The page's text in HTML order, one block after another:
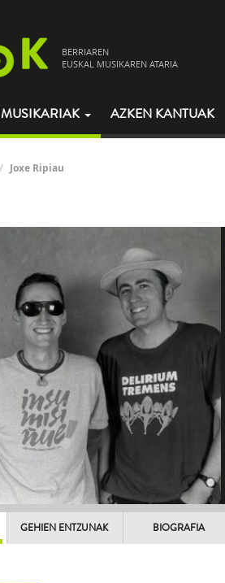
BERRIAREN
EUSKAL MUSIKAREN ATARIA
MUSIKARIAK AZKEN KANTUAK
Joxe Ripiau
GEHIEN ENTZUNAK BIOGRAFIA